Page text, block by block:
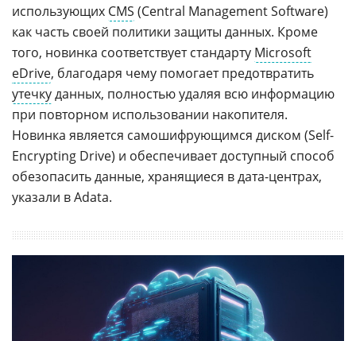
использующих CMS (Central Management Software)
как часть своей политики защиты данных. Кроме
того, новинка соответствует стандарту Microsoft
eDrive, благодаря чему помогает предотвратить
утечкуданных, полностью удаляя всю информацию
при повторном использовании накопителя.
Новинка является самошифрующимся диском (Self-
Encrypting Drive) и обеспечивает доступный способ
обезопасить данные, хранящиеся в дата-центрах,
указали в Adata.